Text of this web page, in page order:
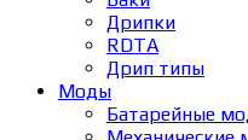
Дрипки
RDTA
Дрип типы
Моды
Батарейные